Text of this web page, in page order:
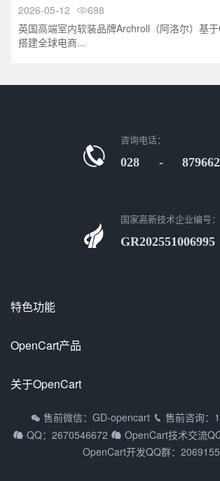
2026-05-12
698
英国高端室内软装品牌Archroll（阿洛尔）基
搭建全球电商...
咨询电话：
028 -
国家高新技术企业编号：
GR202551006995
特色功能
100%开源
多商家入驻
拼团/砍价/秒杀
支持9种主流语种
OpenCart产品
OpenCart多商家系统
OpenCart移动APP
关于OpenCart
OpenCart教程
常见问题
 售前微信：GD-opencart  售前咨询：
 QQ：2670546672  OpenCart技术交流
OpenCart开发QQ群：